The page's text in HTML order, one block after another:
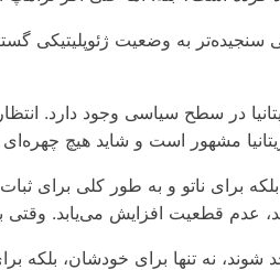
به وضعیت ژئوپلیتیکی
در سطح سیاسی وجود دارد.
برای ناتو و به طور کلی
نه تنها برای خودشان، بلکه